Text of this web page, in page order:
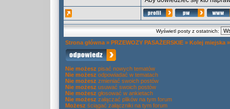
Wyświetl posty z ostatnich:
Strona główna » PRZEWOZY PASAŻERSKIE » Kolej miejska
Nie możesz pisać nowych tematów
Nie możesz odpowiadać w tematach
Nie możesz zmieniać swoich postów
Nie możesz usuwać swoich postów
Nie możesz głosować w ankietach
Nie możesz załączać plików na tym forum
Możesz ściągać załączniki na tym forum